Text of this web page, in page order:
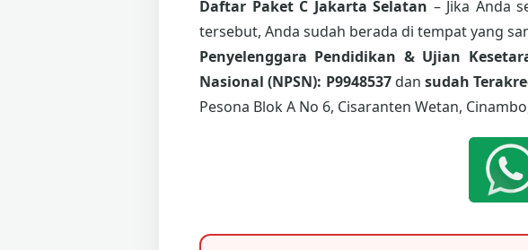
Daftar Paket C Jakarta Selatan – Jika Anda
tersebut, Anda sudah berada di tempat yang
Penyelenggara Pendidikan & Ujian
Nasional (NPSN): P9948537dansudah
Pesona Blok A No 6, Cisaranten Wetan,